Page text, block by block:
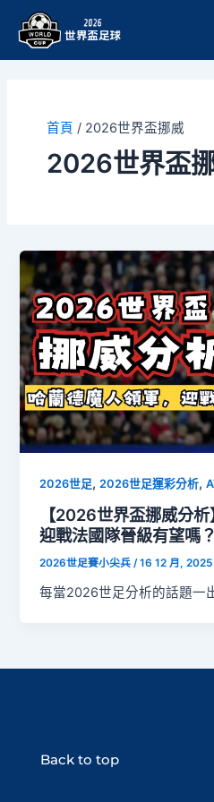
首頁 / 2026世界盃挪威
2026世界盃
2026世足,2026世足運彩分析,
【2026世界盃挪威分
迎戰法國隊晉級有望嗎？
2026世足賽小尖兵/16 12 月, 2025
每當2026世足分析的話題一
Back to top